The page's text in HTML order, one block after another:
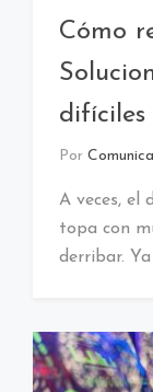
Cómo
Por
A veces, el
topa con
derribar.